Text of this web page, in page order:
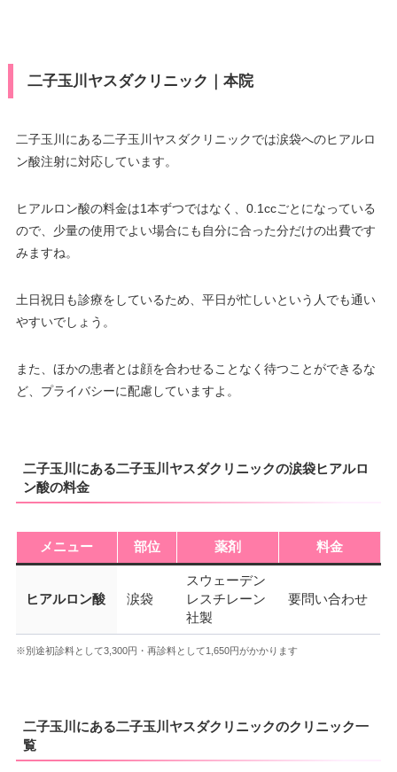
二子玉川ヤスダクリニック｜本院
二子玉川にある二子玉川ヤスダクリニックでは涙袋へのヒアルロ
ン酸注射に対応しています。
ヒアルロン酸の料金は1本ずつではなく、0.1ccごとになっている
ので、少量の使用でよい場合にも自分に合った分だけの出費です
みますね。
土日祝日も診療をしているため、平日が忙しいという人でも通い
やすいでしょう。
また、ほかの患者とは顔を合わせることなく待つことができるな
ど、プライバシーに配慮していますよ。
二子玉川にある二子玉川ヤスダクリニックの涙袋ヒアルロ
ン酸の料金
メニュー 部位 薬剤 料金
ヒアルロン酸 涙袋
スウェーデン
レスチレーン
社製
要問い合わせ
※別途初診料として3,300円・再診料として1,650円がかかります
二子玉川にある二子玉川ヤスダクリニックのクリニック一
覧